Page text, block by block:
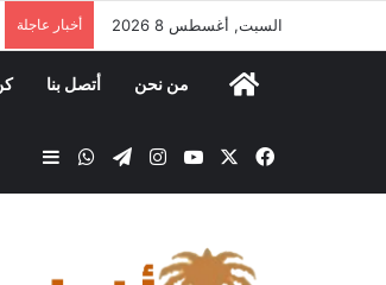
السبت, أغسطس 8 2026 أخبار عاجلة
من نحن أتصل بنا